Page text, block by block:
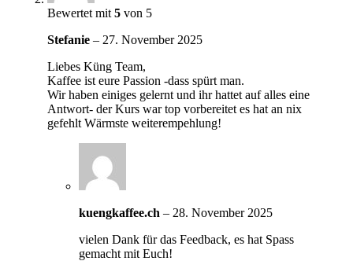
Bewertet mit5 von 5
Stefanie– 27. November 2025
Liebes Küng Team,
Kaffee ist eure Passion -dass spürt man.
Wir haben einiges gelernt und ihr hattet auf alles eine
Antwort- der Kurs war top vorbereitet es hat an nix
gefehlt Wärmste weiterempehlung!
kuengkaffee.ch– 28. November 2025
vielen Dank für das Feedback, es hat Spass
gemacht mit Euch!